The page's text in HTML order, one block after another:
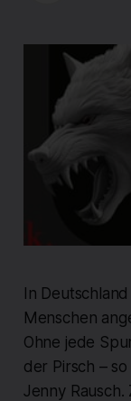
In
Menschen
Ohne jede
der Pirsch –
Jenny